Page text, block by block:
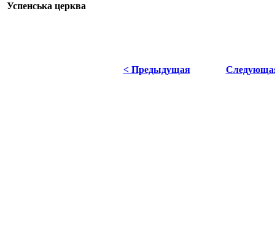
Успенська церква
< Предыдущая